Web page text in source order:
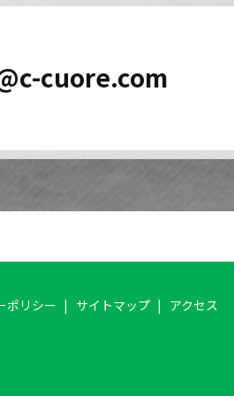
cuore.com
ポリシー サイトマップ アクセス